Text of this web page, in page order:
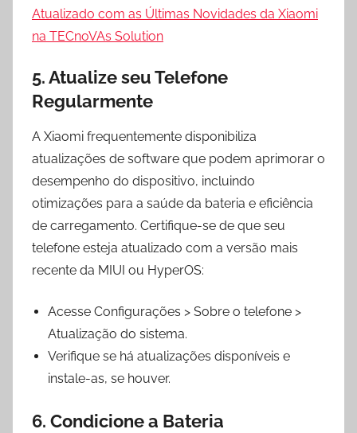
Atualizado com as Últimas Novidades da Xiaomi
na TECnoVAs Solution
5. Atualize seu Telefone
Regularmente
A Xiaomi frequentemente disponibiliza
atualizações de software que podem aprimorar o
desempenho do dispositivo, incluindo
otimizações para a saúde da bateria e eficiência
de carregamento. Certifique-se de que seu
telefone esteja atualizado com a versão mais
recente da MIUI ou HyperOS:
Acesse Configurações > Sobre o telefone >
Atualização do sistema.
Verifique se há atualizações disponíveis e
instale-as, se houver.
6. Condicione a Bateria